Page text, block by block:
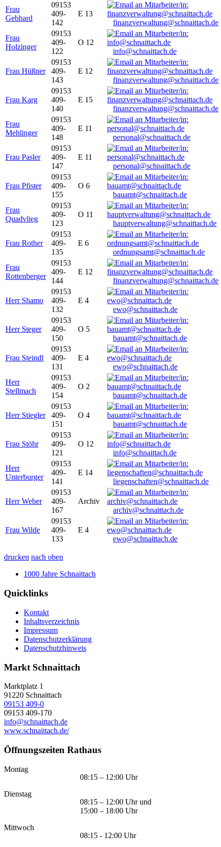
Frau
Gebhard
09153
409-
142
E 13
finanzverwaltung@schnaittach.de
Frau
Holzinger
09153
409-
122
O 12
info@schnaittach.de
Frau Hüßner
09153
409-
143
E 12
finanzverwaltung@schnaittach.de
Frau Karg
09153
409-
140
E 15
finanzverwaltung@schnaittach.de
Frau
Mehlinger
09153
409-
148
E 11
personal@schnaittach.de
Frau Pasler
09153
409-
147
E 11
personal@schnaittach.de
Frau Pfister
09153
409-
155
O 6
bauamt@schnaittach.de
Frau
Quadvlieg
09153
409-
123
O 11
hauptverwaltung@schnaittach.de
Frau Rother
09153
409-
135
E 6
ordnungsamt@schnaittach.de
Frau
Rottenberger
09153
409-
144
E 12
finanzverwaltung@schnaittach.de
Herr Shamo
09153
409-
132
E 4
ewo@schnaittach.de
Herr Steger
09153
409-
150
O 5
bauamt@schnaittach.de
Frau Steindl
09153
409-
131
E 4
ewo@schnaittach.de
Herr
Stellmach
09153
409-
154
O 2
bauamt@schnaittach.de
Herr Stiegler
09153
409-
151
O 4
bauamt@schnaittach.de
Frau Stöhr
09153
409-
121
O 12
info@schnaittach.de
Herr
Unterburger
09153
409-
141
E 14
liegenschaften@schnaittach.de
Herr Weber
09153
409-
167
Archiv
archiv@schnaittach.de
Frau Wilde
09153
409-
133
E 4
ewo@schnaittach.de
drucken nach oben
1000 Jahre Schnaittach
Quicklinks
Kontakt
Inhaltsverzeichnis
Impressum
Datenschutzerklärung
Datenschutzhinweis
Markt Schnaittach
Marktplatz 1
91220 Schnaittach
09153 409-0
09153 409-170
info@schnaittach.de
www.schnaittach.de/
Öffnungszeiten Rathaus
Montag
08:15 – 12:00 Uhr
Dienstag
08:15 – 12:00 Uhr und
15:00 – 18:00 Uhr
Mittwoch
08:15 - 12:00 Uhr